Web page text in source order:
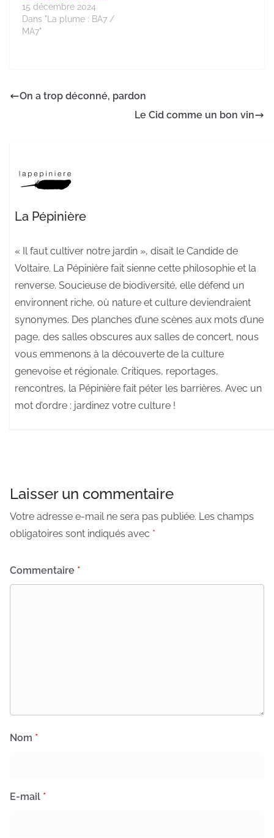
15 décembre 2024
Dans "La plume : BA7 /
MA7"
On a trop déconné, pardon
Le Cid comme un bon vin
La Pépinière
« Il faut cultiver notre jardin », disait le Candide de
Voltaire. La Pépinière fait sienne cette philosophie et la
renverse. Soucieuse de biodiversité, elle défend un
environnent riche, où nature et culture deviendraient
synonymes. Des planches d’une scènes aux mots d’une
page, des salles obscures aux salles de concert, nous
vous emmenons à la découverte de la culture
genevoise et régionale. Critiques, reportages,
rencontres, la Pépinière fait péter les barrières. Avec un
mot d’ordre : jardinez votre culture !
Laisser un commentaire
Votre adresse e-mail ne sera pas publiée. Les champs
obligatoires sont indiqués avec *
Commentaire *
Nom *
E-mail *